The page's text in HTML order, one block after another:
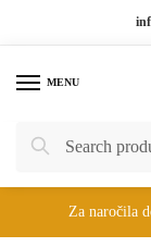
MENU
Search
Search
Za naročila